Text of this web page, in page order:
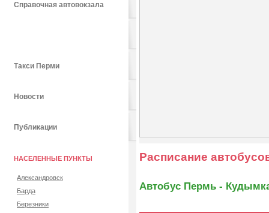
Справочная автовокзала
Такси Перми
Новости
Публикации
НАСЕЛЕННЫЕ ПУНКТЫ
Александровск
Барда
Березники
Расписание
Автобус Пермь -